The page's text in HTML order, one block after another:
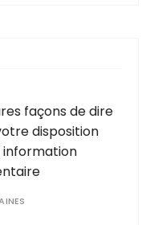
façons de dire
disposition